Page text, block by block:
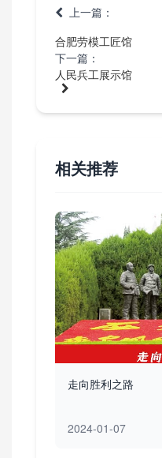
上一篇：
合肥劳模工匠馆
下一篇：
人民兵工展示馆
相关推荐
走向胜利之路
2024-01-07